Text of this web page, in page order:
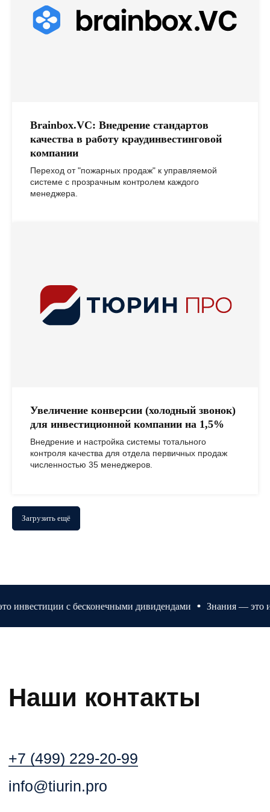
Brainbox.VC: Внедрение стандартов
качества в работу краудинвестинговой
компании
Переход от "пожарных продаж" к управляемой
системе с прозрачным контролем каждого
менеджера.
Увеличение конверсии (холодный звонок)
для инвестиционной компании на 1,5%
Внедрение и настройка системы тотального
контроля качества для отдела первичных продаж
численностью 35 менеджеров.
Загрузить ещё
с бесконечными дивидендами Знания — это
уже сегодня
Свяжитесь с нами любым удобным
способом или заполните форму
обратной связи, и мы свяжемся
с вами в ближайшее время
Отправить
Нажимая на кнопку, вы соглашаетесь с